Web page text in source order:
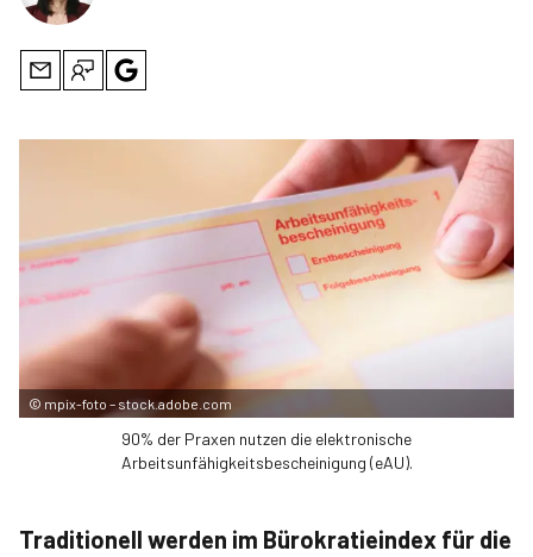
© mpix-foto – stock.adobe.com
90% der Praxen nutzen die elektronische
Arbeitsunfähigkeitsbescheinigung (eAU).
Traditionell werden im Bürokratieindex für die